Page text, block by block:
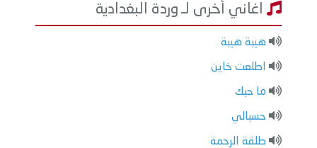
اغاني أخرى لـ وردة البغدادية
هيبة هيبة
اطلعت خاين
ما حبك
حسبالي
طلقة الرحمة